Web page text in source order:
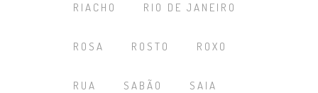
RIACHO RIO DE JANEIRO
ROSA ROSTO ROXO
RUA SABÃO SAIA